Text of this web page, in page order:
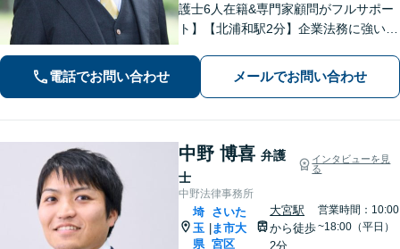
護士6人在籍&専門家顧問がフルサポー
ト】【北浦和駅2分】企業法務に強い弁
動産などに対応します。中小企業さ
ま、個人事業主さまからのご相談に注
電話でお問い合わせ メールでお問い合わせ
中野 博喜 弁護
士
インタビューを見
る
中野法律事務所
埼
玉
県
さいた
ま市大
宮区
大宮駅
から徒歩
2分
営業時間：10:00
~18:00（平日）